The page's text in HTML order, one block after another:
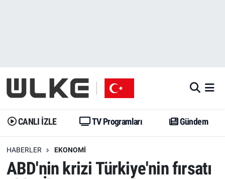
CANLI İZLE TV Programları Gündem
HABERLER EKONOMI
ABD'nin krizi Türkiye'nin fırsatı
Gündem
Dünya
Erişim Bilgileri
Gündem
Trend
Erişim Bilgileri
İstanbul Namaz Vakitleri
Trafik Durumu
Erişim Bilgileri